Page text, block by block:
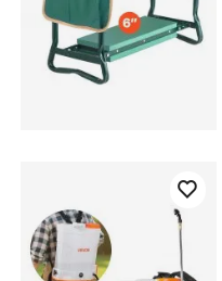
camini elettrici
padelle e pentole
paranco elettrico 800kg